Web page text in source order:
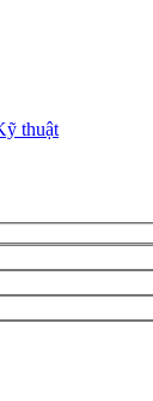
thuật